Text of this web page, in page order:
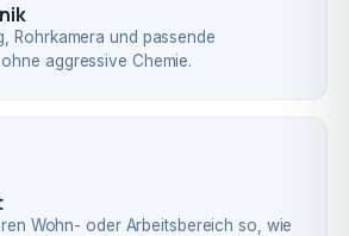
Rohrkamera und passende
aggressive Chemie.
Wohn- oder Arbeitsbereich so, wie